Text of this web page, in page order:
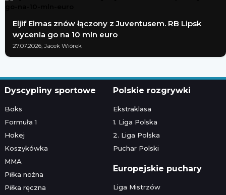
Eljif Elmas znów łączony z Juventusem. RB Lipsk
wycenia go na 10 mln euro
27.07.2026; Jacek Wiórek
Dyscypliny sportowe
Boks
Formuła 1
Hokej
Koszykówka
MMA
Piłka nożna
Piłka ręczna
Polskie rozgrywki
Ekstraklasa
1. Liga Polska
2. Liga Polska
Puchar Polski
Europejskie puchary
Liga Mistrzów